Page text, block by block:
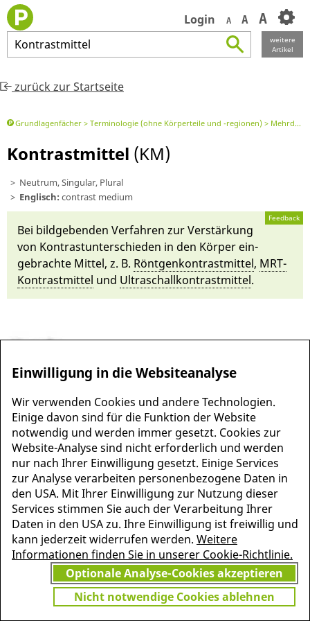
Login A A A
Kontrastmittel
weitere
Artikel
zurück zur Startseite
Grundlagenfächer Terminologie (ohne Körperteile und -regionen) Mehrdeutige med. Begriffe o. Abk.
Kontrastmittel (KM)
Neutrum, Singular, Plural
Englisch: contrast medium
Feedback
Bei bild­gebenden Ver­fahren zur Ver­stär­kung
von Kontra­st­unterschieden in den Kör­per ein­
gebrachte Mit­tel, z. B. Rönt­gen­kontrast­mit­tel, MRT-
Kontrast­mit­tel und Ul­tra­schallkontrast­mit­tel.
MEHR INFORMATIONEN
ZU PSCHYREMBEL
JETZT
GRATIS TESTEN
Vielen Dank für Ihr Interesse
am Pschyrembel! Wenn Sie
unbegrenzten Zugang zu
Einwilligung in die Websiteanalyse
Wir verwenden Cookies und andere Technologien.
Einige davon sind für die Funktion der Website
notwendig und werden immer gesetzt. Cookies zur
Website-Analyse sind nicht erforderlich und werden
nur nach Ihrer Einwilligung gesetzt. Einige Services
zur Analyse verarbeiten personenbezogene Daten in
den USA. Mit Ihrer Einwilligung zur Nutzung dieser
Services stimmen Sie auch der Verarbeitung Ihrer
Daten in den USA zu. Ihre Einwilligung ist freiwillig und
kann jederzeit widerrufen werden. Weitere
Informationen finden Sie in unserer Cookie-Richtlinie.
Optionale Analyse-Cookies akzeptieren
Nicht notwendige Cookies ablehnen